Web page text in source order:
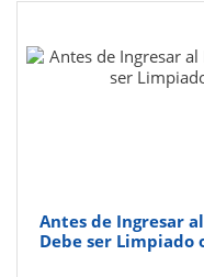
Antes de Ingresar
Debe ser Limpiado